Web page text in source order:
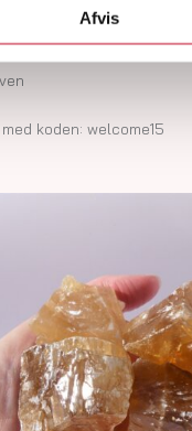
Afvis
koden: welcome15